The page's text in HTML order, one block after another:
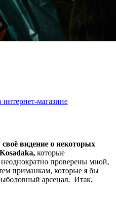
магазине
видение о некоторых
которые
проверены мной,
приманкам, которые я бы
арсенал. Итак,